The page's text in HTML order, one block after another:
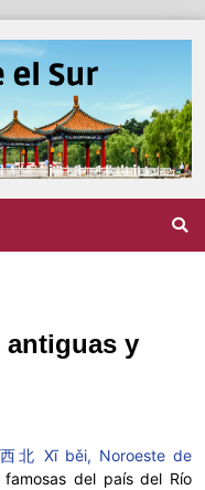
antiguas y
西北 Xī běi, Noroeste de
del país del Río